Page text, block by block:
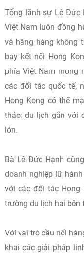
Tổng lãnh sự Lê Đức
Việt Nam luôn đồng
và hãng hàng không
bay kết nối Hong
phía Việt Nam mong
các đối tác quốc tế,
Hong Kong có thế
thảo; du lịch gắn với
lớn.
Bà Lê Đức Hạnh
doanh nghiệp lữ
với các đối tác Hong
trường du lịch hai bên
Với vai trò cầu nối
khai các giải pháp